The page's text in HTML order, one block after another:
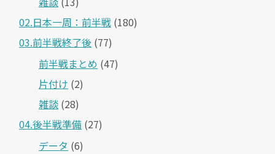
02.日本一周：前半戦 (180)
03.前半戦終了後 (77)
前半戦まとめ (47)
片付け (2)
雑談 (28)
04.後半戦準備 (27)
データ (6)